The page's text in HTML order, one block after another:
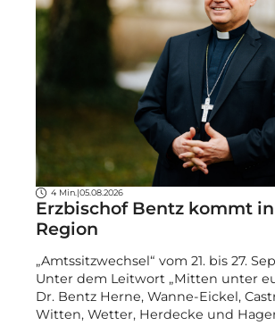
4 Min. |05.08.2026
Erzbischof Bentz kommt
Region
„Amtssitzwechsel“ vom 21. bis 27.
Unter dem Leitwort „Mitten unter
Dr. Bentz Herne, Wanne-Eickel,
Witten, Wetter, Herdecke und